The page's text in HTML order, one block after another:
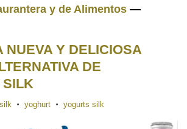
y de Alimentos —
NUEVA Y DELICIOSA
DE
SILK
silk • yoghurt • yogurts silk